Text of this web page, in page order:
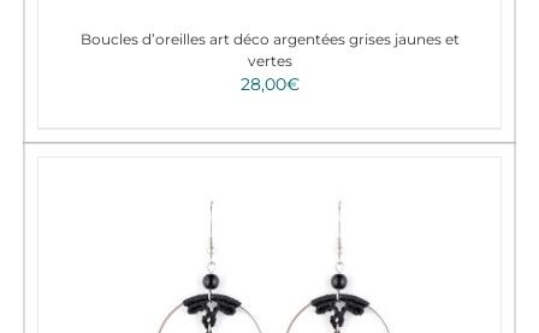
Boucles d’oreilles art déco argentées grises jaunes et
vertes
28,00€